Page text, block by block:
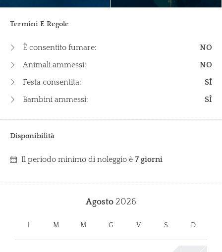
Termini E Regole
È consentito fumare:
NO
Animali ammessi:
NO
Festa consentita:
SÌ
Bambini ammessi:
SÌ
Disponibilità
Il periodo minimo di noleggio è 7 giorni
Agosto 2026
l M M G V S D